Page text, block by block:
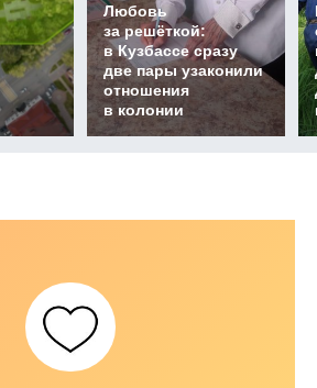
Любовь
за решёткой:
в Кузбассе сразу
две пары узаконили
отношения
в колонии